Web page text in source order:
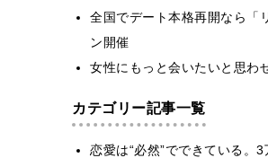
全国でデート本格再開なら「
ン開催
女性にもっと会いたいと思わ
カテゴリー記事一覧
恋愛は“必然”でできている。